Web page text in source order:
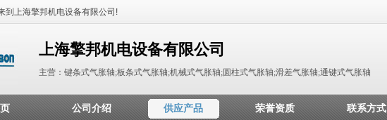
到上海擎邦机电设备有限公司!
上海擎邦机电设备有限公司
主营：键条式气胀轴;板条式气胀轴;机械式气胀轴;圆柱式气胀轴;滑差气胀轴;通键式气胀轴
公司介绍 供应产品 荣誉资质 联系方式